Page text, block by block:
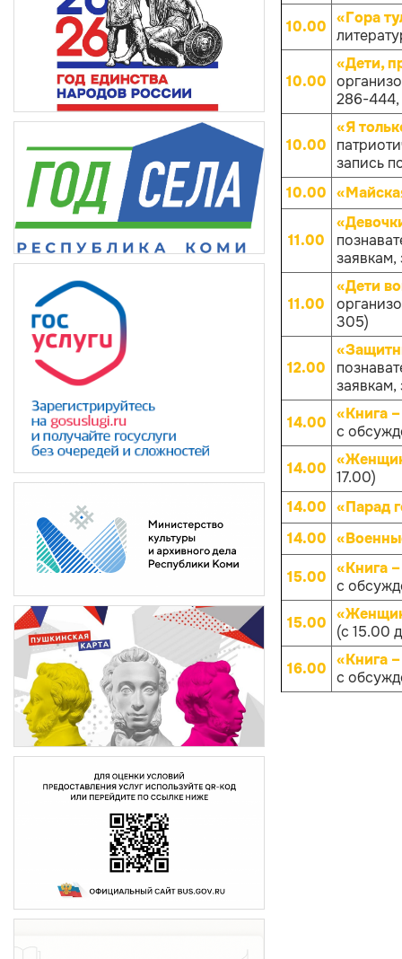
10.00 «Гора
10.00
«Дети,
286-
10.00
«Я
запись
10.00
11.00
11.00
«Дети
305)
12.00
14.00 «Книга
с
14.00 17.00)
14.00 «Парад
14.00
15.00 «Книга
с
15.00
(с 15.00
16.00 «Книга
с